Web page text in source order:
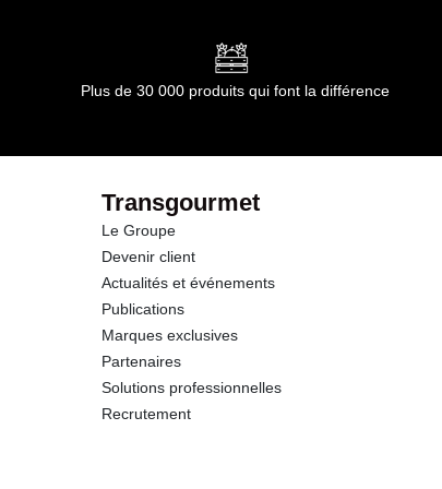
Protéines
Sel
Plus de 30 000 produits qui font la différence
Transgourmet
Le Groupe
Devenir client
Actualités et événements
Publications
Marques exclusives
Partenaires
Solutions professionnelles
Recrutement